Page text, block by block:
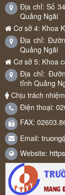
Địa chỉ: Số
Quảng Ngãi
Cơ sở 4: Khoa
Địa chỉ:
Quảng Ngãi
Cơ sở 5: Khoa
Địa chỉ:
tỉnh Quảng
Chịu trách
Điện thoại:
FAX:
Email:
Website: